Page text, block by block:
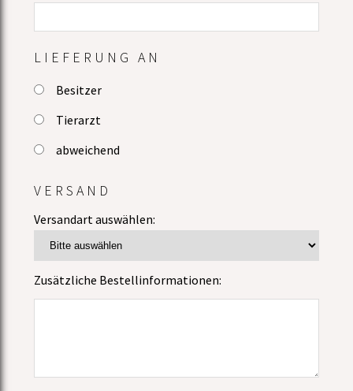
LIEFERUNG AN
Besitzer
Tierarzt
abweichend
VERSAND
Versandart auswählen:
Zusätzliche Bestellinformationen: